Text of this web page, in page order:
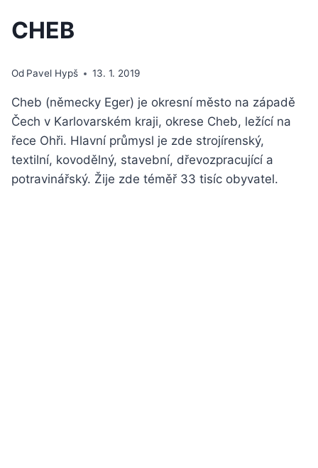
CHEB
Od Pavel Hypš 13. 1. 2019
Cheb (německy Eger) je okresní město na západě
Čech v Karlovarském kraji, okrese Cheb, ležící na
řece Ohři. Hlavní průmysl je zde strojírenský,
textilní, kovodělný, stavební, dřevozpracující a
potravinářský. Žije zde téměř 33 tisíc obyvatel.